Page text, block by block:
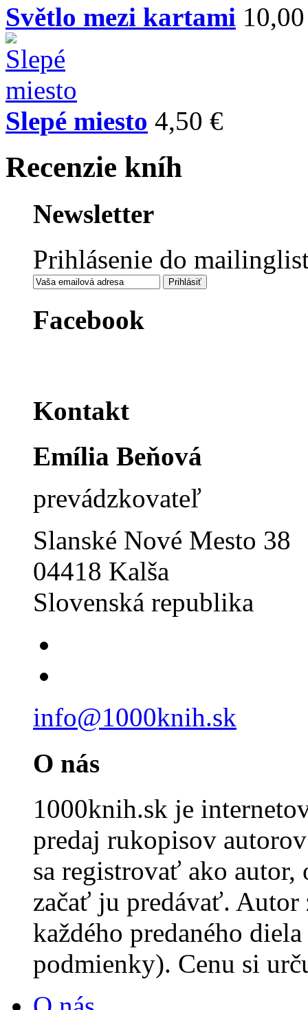
Světlo mezi kartami
Slepé miesto 4,50 €
Recenzie kníh
Newsletter
Prihlásenie do
Facebook
Kontakt
Emília Beňová
prevádzkovateľ
Slanské Nové Mesto 38
04418 Kalša
Slovenská republika
info@1000knih.sk
O nás
1000knih.sk je
predaj rukopisov
sa registrovať ako
začať ju predávať.
každého predaného
podmienky). Cenu si